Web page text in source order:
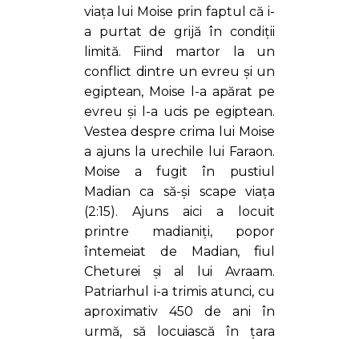
viața lui Moise prin faptul că i-
a purtat de grijă în condiții
limită. Fiind martor la un
conflict dintre un evreu și un
egiptean, Moise l-a apărat pe
evreu și l-a ucis pe egiptean.
Vestea despre crima lui Moise
a ajuns la urechile lui Faraon.
Moise a fugit în pustiul
Madian ca să-și scape viața
(2:15). Ajuns aici a locuit
printre madianiți, popor
întemeiat de Madian, fiul
Cheturei și al lui Avraam.
Patriarhul i-a trimis atunci, cu
aproximativ 450 de ani în
urmă, să locuiască în țara